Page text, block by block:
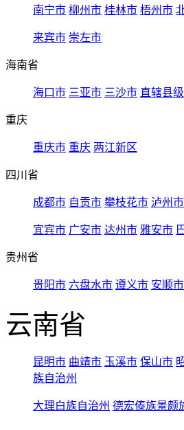
南宁市 柳州市 桂林市 梧州市
来宾市 崇左市
海南省
海口市 三亚市 三沙市 直辖县级
重庆
重庆市 重庆 两江新区
四川省
成都市 自贡市 攀枝花市 泸州市
宜宾市 广安市 达州市 雅安市
贵州省
贵阳市 六盘水市 遵义市 安顺市
云南省
昆明市 曲靖市 玉溪市 保山市
族自治州
大理白族自治州 德宏傣族景颇